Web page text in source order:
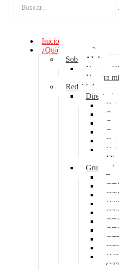
Inicio
¿Quiénes somos?
Sobre ALA
Nuestra
Nuestra
Red ALA
Directorio
Grupos